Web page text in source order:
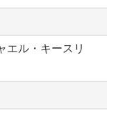
エル・キースリ